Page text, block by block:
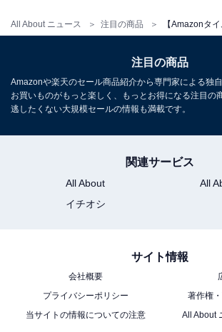
All About ニュース 注目の商品
Jackery SolarSaga 100 ソーラーパネル
ネル USB-C/USB-A/DC出力 折りたたみ式
充電可能 高変換効率 薄型 軽量 コンパク
注目の商品
Amazonや楽天のセール商品紹介から専門家による独
お買いものがもっと楽しく、もっとお得になる注目の
逃したくない大規模セールの情報も満載です。
関連サービス
All About
All
イチオシ
サイト情報
会社概要
プライバシーポリシー
著作権
当サイトの情報についての注意
All About